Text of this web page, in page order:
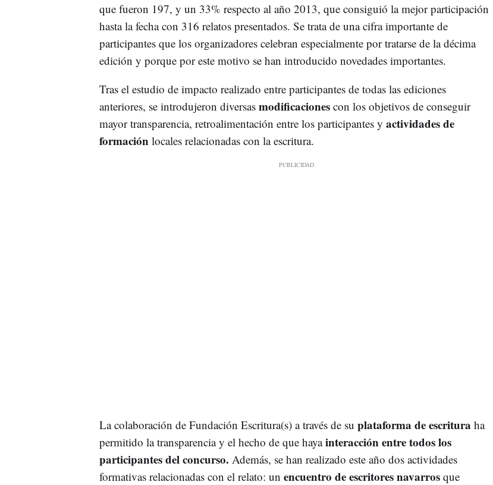
que fueron 197, y un 33% respecto al año 2013, que consiguió la mejor participación
hasta la fecha con 316 relatos presentados. Se trata de una cifra importante de
participantes que los organizadores celebran especialmente por tratarse de la décima
edición y porque por este motivo se han introducido novedades importantes.
Tras el estudio de impacto realizado entre participantes de todas las ediciones
anteriores, se introdujeron diversas modificaciones con los objetivos de conseguir
mayor transparencia, retroalimentación entre los participantes y actividades de
formación locales relacionadas con la escritura.
La colaboración de Fundación Escritura(s) a través de su plataforma de escritura ha
permitido la transparencia y el hecho de que hayainteracción entre todos los
participantes del concurso. Además, se han realizado este año dos actividades
formativas relacionadas con el relato: un encuentro de escritores navarrosque